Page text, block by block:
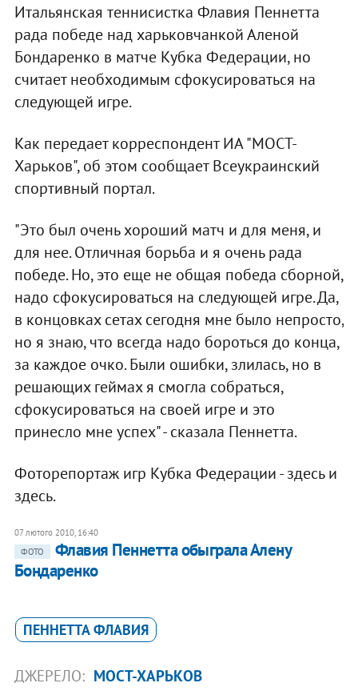
Итальянская теннисистка Флавия Пеннетта
рада победе над харьковчанкой Аленой
Бондаренко в матче Кубка Федерации, но
считает необходимым сфокусироваться на
следующей игре.
Как передает корреспондент ИА "МОСТ-
Харьков", об этом сообщает Всеукраинский
спортивный портал.
"Это был очень хороший матч и для меня, и
для нее. Отличная борьба и я очень рада
победе. Но, это еще не общая победа сборной,
надо сфокусироваться на следующей игре. Да,
в концовках сетах сегодня мне было непросто,
но я знаю, что всегда надо бороться до конца,
за каждое очко. Были ошибки, злилась, но в
решающих геймах я смогла собраться,
сфокусироваться на своей игре и это
принесло мне успех" - сказала Пеннетта.
Фоторепортаж игр Кубка Федерации - здесь и
здесь.
07 лютого 2010, 16:40
ФОТО
Флавия Пеннетта обыграла Алену
Бондаренко
ПЕННЕТТА ФЛАВИЯ
ДЖЕРЕЛО: МОСТ-ХАРЬКОВ